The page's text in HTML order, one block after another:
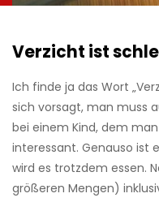
Verzicht ist
Ich finde ja das Wort
sich vorsagt, man muss
bei einem Kind, dem
interessant. Genauso ist
wird es trotzdem essen.
größeren Mengen)